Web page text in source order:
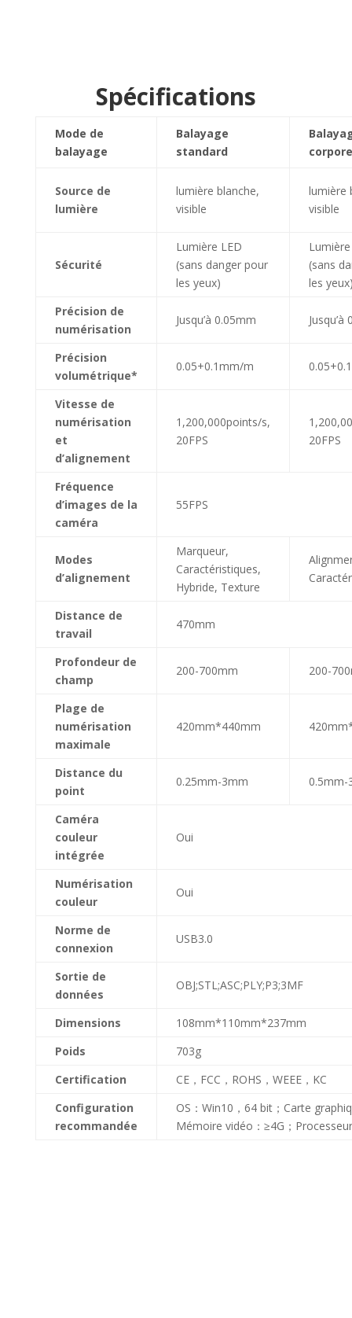
Spécifications
Mode de
balayage
Balayage
standard
Source de
lumière
lumière blanche,
visible
lumière
visible
Sécurité
Lumière LED
(sans danger pour
les yeux)
(sans
les
Précision de
numérisation
Jusqu’à 0.05mm Jusqu’à
Précision
volumétrique*
0.05+0.1mm/m
Vitesse de
numérisation
et
d’alignement
1,200,000points/s,
20FPS
20FPS
Fréquence
d’images de la
caméra
55FPS
Modes
d’alignement
Marqueur,
Caractéristiques,
Hybride, Texture
Distance de
travail
470mm
Profondeur de
champ
200-700mm 200-
Plage de
numérisation
maximale
420mm*440mm
Distance du
point
0.25mm-3mm 0.5mm-
Caméra
couleur
intégrée
Oui
Numérisation
couleur
Oui
Norme de
connexion
USB3.0
Sortie de
données
OBJ;STL;ASC;PLY;P3;3MF
Dimensions
108mm*110mm*237mm
Poids
703g
Certification
CE，FCC，ROHS，WEEE，KC
Configuration
recommandée
OS：Win10，64 bit；Carte
Mémoire vidéo：≥4G；